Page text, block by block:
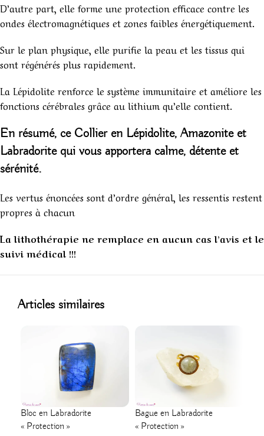
D’autre part, elle forme une protection efficace contre les
ondes électromagnétiques et zones faibles énergétiquement.
Sur le plan physique, elle purifie la peau et les tissus qui
sont régénérés plus rapidement.
La Lépidolite renforce le système immunitaire et améliore les
fonctions cérébrales grâce au lithium qu’elle contient.
En résumé, ce Collier en Lépidolite, Amazonite et
Labradorite qui vous apportera calme, détente et
sérénité.
Les vertus énoncées sont d’ordre général, les ressentis restent
propres à chacun
La lithothérapie ne remplace en aucun cas l’avis et le
suivi médical !!!
Articles similaires
Bloc en Labradorite
« Protection »
Bague en Labradorite
« Protection »